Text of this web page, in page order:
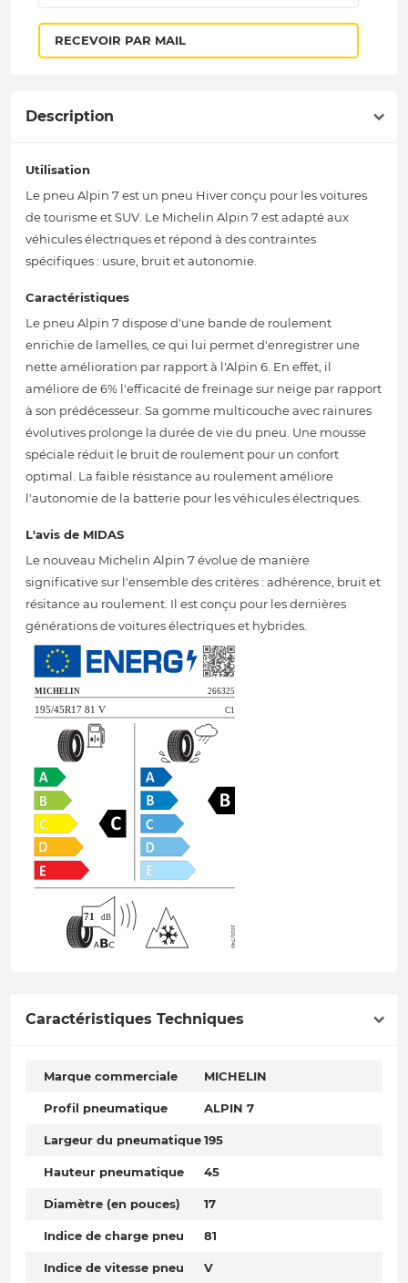
RECEVOIR PAR MAIL
Description
Utilisation
Le pneu Alpin 7 est un pneu Hiver conçu pour les voitures
de tourisme et SUV. Le Michelin Alpin 7 est adapté aux
véhicules électriques et répond à des contraintes
spécifiques : usure, bruit et autonomie.
Caractéristiques
Le pneu Alpin 7 dispose d'une bande de roulement
enrichie de lamelles, ce qui lui permet d'enregistrer une
nette amélioration par rapport à l'Alpin 6. En effet, il
améliore de 6% l'efficacité de freinage sur neige par rapport
à son prédécesseur. Sa gomme multicouche avec rainures
évolutives prolonge la durée de vie du pneu. Une mousse
spéciale réduit le bruit de roulement pour un confort
optimal. La faible résistance au roulement améliore
l'autonomie de la batterie pour les véhicules électriques.
L'avis de MIDAS
Le nouveau Michelin Alpin 7 évolue de manière
significative sur l'ensemble des critères : adhérence, bruit et
résitance au roulement. Il est conçu pour les dernières
générations de voitures électriques et hybrides.
Caractéristiques Techniques
Marque commerciale MICHELIN
Profil pneumatique ALPIN 7
Largeur du pneumatique195
Hauteur pneumatique 45
Diamètre (en pouces) 17
Indice de charge pneu 81
Indice de vitesse pneu V